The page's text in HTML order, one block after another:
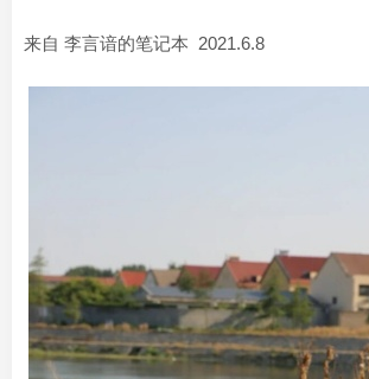
来自 李言谙的笔记本 2021.6.8